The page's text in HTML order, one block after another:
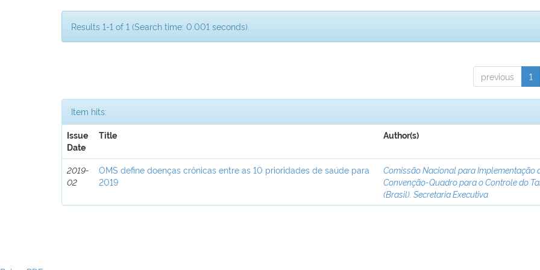
Results 1-1 of 1 (Search time: 0.001 seconds).
previous 1
Item hits:
Issue
Date
Title Author(s)
2019-
02
OMS define doenças crônicas entre as 10 prioridades de saúde para
2019
Comissão Nacional para Implementação
Convenção-Quadro para o Controle do
(Brasil). Secretaria Executiva